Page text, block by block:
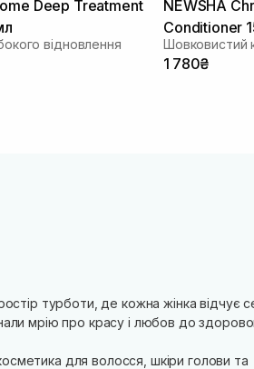
Deep Treatment
відновлення
NEWSHA
Conditioner
Шовковистий
1 780₴
турботи, де кожна жінка відчує
мрію про красу і любов до
для волосся, шкіри голови та